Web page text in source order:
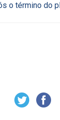
o término do